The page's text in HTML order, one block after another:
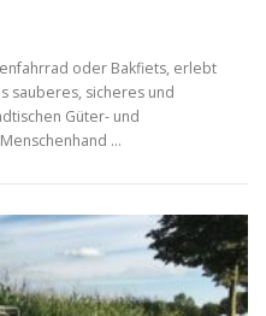
oder Bakfiets, erlebt
sauberes, sicheres und
Güter- und
…